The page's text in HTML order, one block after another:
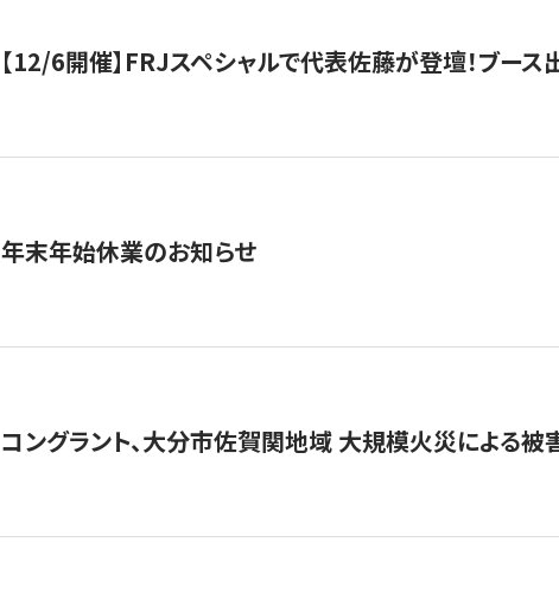
【12/6開催】FRJスペシャルで代表佐藤が登壇！ブース
年末年始休業のお知らせ
コングラント、大分市佐賀関地域 大規模火災による